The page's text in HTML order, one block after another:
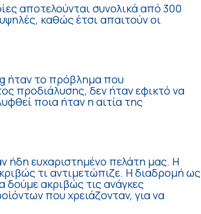
αποτελούνται συνολικά από 300
καθώς έτσι απαιτούν οι
ήταν το πρόβλημα που
προδιάλυσης, δεν ήταν εφικτό να
ποια ήταν η αιτία της
ήδη ευχαριστημένο πελάτη μας. Η
τι αντιμετώπιζε. Η διαδρομή ως
ακριβώς τις ανάγκες
που χρειάζονταν, για να